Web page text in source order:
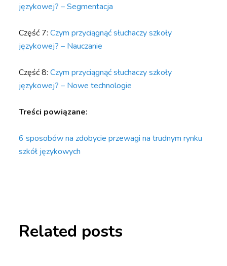
językowej? – Segmentacja
Część 7:Czym przyciągnąć słuchaczy szkoły
językowej? – Nauczanie
Część 8:Czym przyciągnąć słuchaczy szkoły
językowej? – Nowe technologie
Treści powiązane:
6 sposobów na zdobycie przewagi na trudnym rynku
szkół językowych
Related posts